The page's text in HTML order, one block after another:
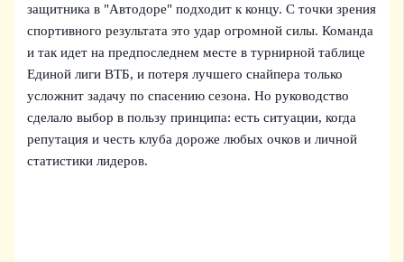
защитника в "Автодоре" подходит к концу. С точки зрения
спортивного результата это удар огромной силы. Команда
и так идет на предпоследнем месте в турнирной таблице
Единой лиги ВТБ, и потеря лучшего снайпера только
усложнит задачу по спасению сезона. Но руководство
сделало выбор в пользу принципа: есть ситуации, когда
репутация и честь клуба дороже любых очков и личной
статистики лидеров.